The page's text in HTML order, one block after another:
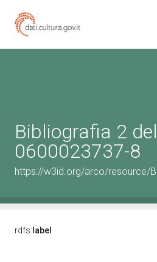
Bibliografia 2
0600023737-8
https://w3id.org/arco/resource/
rdfs: label